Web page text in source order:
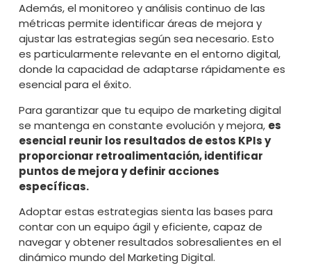
Además, el monitoreo y análisis continuo de las
métricas permite identificar áreas de mejora y
ajustar las estrategias según sea necesario. Esto
es particularmente relevante en el entorno digital,
donde la capacidad de adaptarse rápidamente es
esencial para el éxito.
Para garantizar que tu equipo de marketing digital
se mantenga en constante evolución y mejora, es
esencial reunir los resultados de estos KPIs y
proporcionar retroalimentación, identificar
puntos de mejora y definir acciones
específicas.
Adoptar estas estrategias sienta las bases para
contar con un equipo ágil y eficiente, capaz de
navegar y obtener resultados sobresalientes en el
dinámico mundo del Marketing Digital.